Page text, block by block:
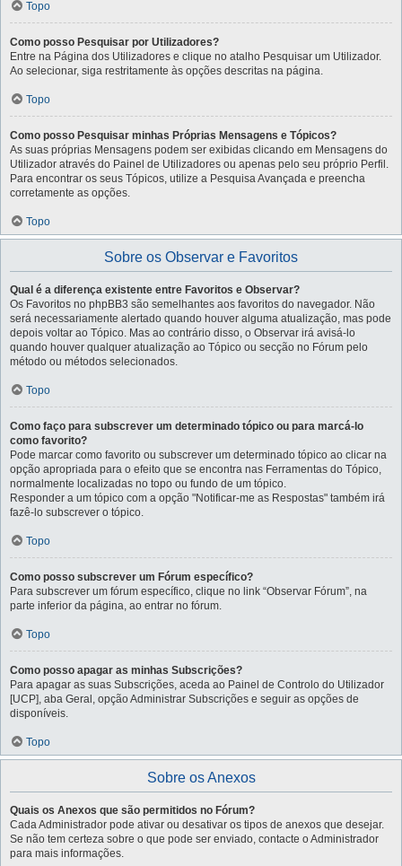
Topo
Como posso Pesquisar por Utilizadores?
Entre na Página dos Utilizadores e clique no atalho Pesquisar um Utilizador.
Ao selecionar, siga restritamente às opções descritas na página.
Topo
Como posso Pesquisar minhas Próprias Mensagens e Tópicos?
As suas próprias Mensagens podem ser exibidas clicando em Mensagens do
Utilizador através do Painel de Utilizadores ou apenas pelo seu próprio Perfil.
Para encontrar os seus Tópicos, utilize a Pesquisa Avançada e preencha
corretamente as opções.
Topo
Sobre os Observar e Favoritos
Qual é a diferença existente entre Favoritos e Observar?
Os Favoritos no phpBB3 são semelhantes aos favoritos do navegador. Não
será necessariamente alertado quando houver alguma atualização, mas pode
depois voltar ao Tópico. Mas ao contrário disso, o Observar irá avisá-lo
quando houver qualquer atualização ao Tópico ou secção no Fórum pelo
método ou métodos selecionados.
Topo
Como faço para subscrever um determinado tópico ou para marcá-lo
como favorito?
Pode marcar como favorito ou subscrever um determinado tópico ao clicar na
opção apropriada para o efeito que se encontra nas Ferramentas do Tópico,
normalmente localizadas no topo ou fundo de um tópico.
Responder a um tópico com a opção "Notificar-me as Respostas" também irá
fazê-lo subscrever o tópico.
Topo
Como posso subscrever um Fórum específico?
Para subscrever um fórum específico, clique no link “Observar Fórum”, na
parte inferior da página, ao entrar no fórum.
Topo
Como posso apagar as minhas Subscrições?
Para apagar as suas Subscrições, aceda ao Painel de Controlo do Utilizador
[UCP], aba Geral, opção Administrar Subscrições e seguir as opções de
disponíveis.
Topo
Sobre os Anexos
Quais os Anexos que são permitidos no Fórum?
Cada Administrador pode ativar ou desativar os tipos de anexos que desejar.
Se não tem certeza sobre o que pode ser enviado, contacte o Administrador
para mais informações.